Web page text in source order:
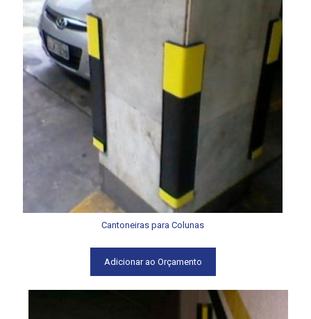
Cantoneiras para Colunas
Adicionar ao Orçamento